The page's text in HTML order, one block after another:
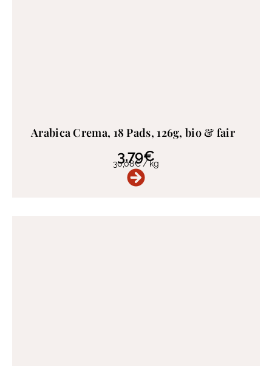
Arabica Crema, 18 Pads, 126g, bio & fair
3,79€
30,08€/kg